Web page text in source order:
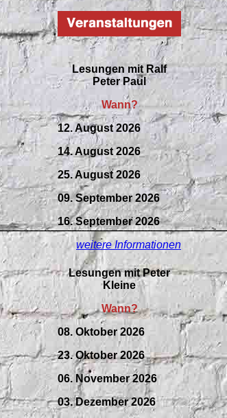
Lesungen mit Ralf
Peter Paul
Wann?
12. August 2026
14. August 2026
25. August 2026
09.September2026
16. September 2026
weitere Informationen
Lesungen mit Peter
Kleine
Wann?
08. Oktober 2026
23. Oktober 2026
06. November 2026
03. Dezember 2026